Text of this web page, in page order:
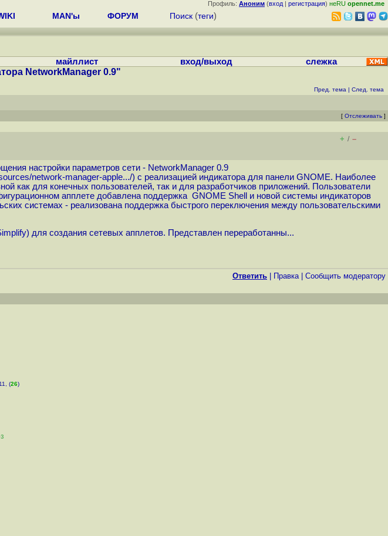
Профиль: Аноним (вход | регистрация) неRU opennet.me
MAN'ы ФОРУМ Поиск (теги)
майллист вход/выход слежка
NetworkManager 0.9"
Пред. тема | След. тема
[ Отслеживать ]
+ / –
настройки параметров сети - NetworkManager 0.9
network-manager-apple.../) с реализацией индикатора для панели GNOME. Наиболее
как для конечных пользователей, так и для разработчиков приложений. Пользователи
апплете добавлена поддержка GNOME Shell и новой системы индикаторов
системах - реализована поддержка быстрого переключения между пользовательскими
) для создания сетевых апплетов. Представлен переработанны...
Ответить Правка| Cообщить модератору
(26)